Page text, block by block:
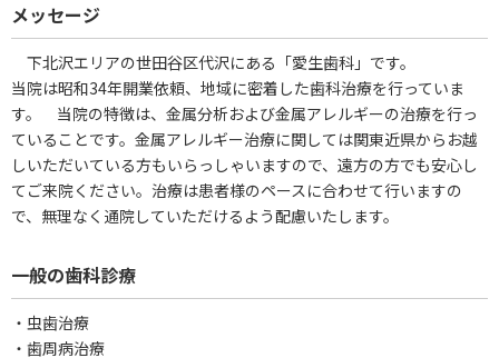
メッセージ
下北沢エリアの世田谷区代沢にある「愛生歯科」です。
当院は昭和34年開業依頼、地域に密着した歯科治療を行っていま
す。 当院の特徴は、金属分析および金属アレルギーの治療を行っ
ていることです。金属アレルギー治療に関しては関東近県からお越
しいただいている方もいらっしゃいますので、遠方の方でも安心し
てご来院ください。治療は患者様のペースに合わせて行いますの
で、無理なく通院していただけるよう配慮いたします。
一般の歯科診療
・虫歯治療
・歯周病治療